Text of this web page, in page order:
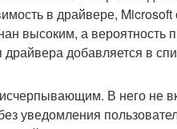
в драйвере,
высоким, а вероятность
добавляется в
В него не
уведомления